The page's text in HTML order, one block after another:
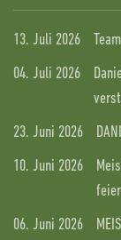
13. Juli 2026
04. Juli 2026
23. Juni 2026
10. Juni 2026
06. Juni 2026